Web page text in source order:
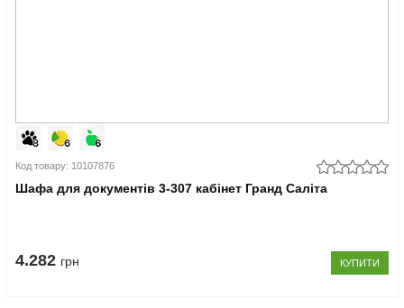
Код товару: 10107876
Шафа для документів 3-307 кабінет Гранд Саліта
4.282 грн КУПИТИ